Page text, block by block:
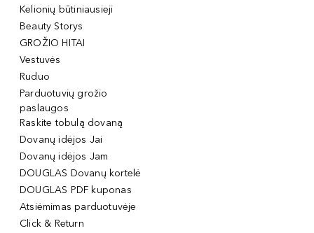
Kelionių būtiniausieji
Beauty Storys
GROŽIO HITAI
Vestuvės
Ruduo
Parduotuvių grožio
paslaugos
Raskite tobulą dovaną
Dovanų idėjos Jai
Dovanų idėjos Jam
DOUGLAS Dovanų kortelė
DOUGLAS PDF kuponas
Atsiėmimas parduotuvėje
Click & Return